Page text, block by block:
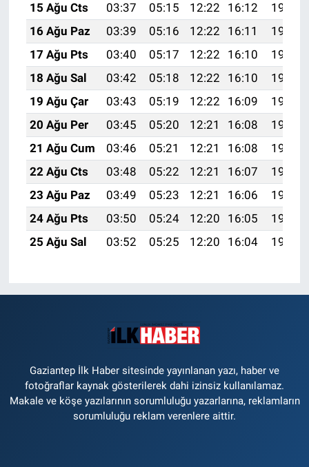
15 Ağu Cts
03:37 05:15 12:22 16:12
19:20
16 Ağu Paz
03:39 05:16 12:22 16:11
19:18
17 Ağu Pts
03:40 05:17 12:22 16:10
19:17
18 Ağu Sal
03:42 05:18 12:22 16:10
19:16
19 Ağu Çar
03:43 05:19 12:22 16:09
19:14
20 Ağu Per
03:45 05:20 12:21 16:08
19:13
21 Ağu Cum
03:46 05:21 12:21 16:08
19:11
22 Ağu Cts
03:48 05:22 12:21 16:07
19:10
23 Ağu Paz
03:49 05:23 12:21 16:06
19:08
24 Ağu Pts
03:50 05:24 12:20 16:05
19:07
25 Ağu Sal
03:52 05:25 12:20 16:04 19:05
Gaziantep İlk Haber sitesinde yayınlanan yazı, haber ve
fotoğraflar kaynak gösterilerek dahi izinsiz kullanılamaz.
Makale ve köşe yazılarının sorumluluğu yazarlarına, reklamların
sorumluluğu reklam verenlere aittir.